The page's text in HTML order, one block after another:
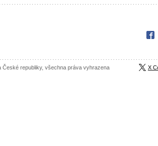
České republiky, všechna práva vyhrazena X